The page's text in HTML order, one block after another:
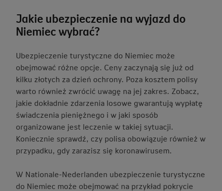
Jakie ubezpieczenie na wyjazd do
Niemiec wybrać?
Ubezpieczenie turystyczne do Niemiec może
obejmować różne opcje. Ceny zaczynają się już od
kilku złotych za dzień ochrony. Poza kosztem polisy
warto również zwrócić uwagę na jej zakres. Zobacz,
jakie dokładnie zdarzenia losowe gwarantują wypłatę
świadczenia pieniężnego i w jaki sposób
organizowane jest leczenie w takiej sytuacji.
Koniecznie sprawdź, czy polisa obowiązuje również w
przypadku, gdy zarazisz się koronawirusem.
W Nationale-Nederlanden ubezpieczenie turystyczne
do Niemiec może obejmować na przykład pokrycie